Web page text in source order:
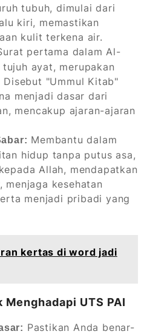
tubuh, dimulai dari
kiri, memastikan
kulit terkena air.
pertama dalam Al-
ayat, merupakan
"Ummul Kitab"
menjadi dasar dari
mencakup ajaran-ajaran
Membantu dalam
hidup tanpa putus asa,
Allah, mendapatkan
menjaga kesehatan
menjadi pribadi yang
kertas di word jadi
UTS PAI
Pastikan Anda benar-